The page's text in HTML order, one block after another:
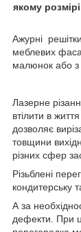
якому
Ажурні
меблевих
малюнок або з
Лазерне
втілити в
дозволяє
товщини
різних сфер
Різьблені
кондитерську
А за
дефекти. При